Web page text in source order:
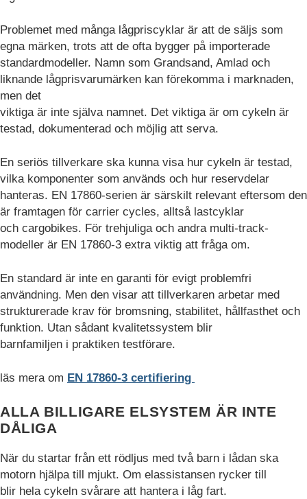
Problemet med många lågpriscyklar är att de säljs som
egna märken, trots att de ofta bygger på importerade
standardmodeller. Namn som Grandsand, Amlad och
liknande lågprisvarumärken kan förekomma i marknaden,
men det
viktiga är inte själva namnet. Det viktiga är om cykeln är
testad, dokumenterad och möjlig att serva.
En seriös tillverkare ska kunna visa hur cykeln är testad,
vilka komponenter som används och hur reservdelar
hanteras. EN 17860-serien är särskilt relevant eftersom den
är framtagen för carrier cycles, alltså lastcyklar
och cargobikes. För trehjuliga och andra multi-track-
modeller är EN 17860-3 extra viktig att fråga om.
En standard är inte en garanti för evigt problemfri
användning. Men den visar att tillverkaren arbetar med
strukturerade krav för bromsning, stabilitet, hållfasthet och
funktion. Utan sådant kvalitetssystem blir
barnfamiljen i praktiken testförare.
läs mera om EN 17860-3 certifiering
ALLA BILLIGARE ELSYSTEM ÄR INTE
DÅLIGA
När du startar från ett rödljus med två barn i lådan ska
motorn hjälpa till mjukt. Om elassistansen rycker till
blir hela cykeln svårare att hantera i låg fart.